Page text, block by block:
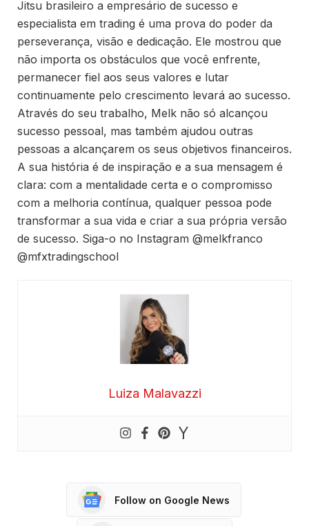
Jitsu brasileiro a empresário de sucesso e
especialista em trading é uma prova do poder da
perseverança, visão e dedicação. Ele mostrou que
não importa os obstáculos que você enfrente,
permanecer fiel aos seus valores e lutar
continuamente pelo crescimento levará ao sucesso.
Através do seu trabalho, Melk não só alcançou
sucesso pessoal, mas também ajudou outras
pessoas a alcançarem os seus objetivos financeiros.
A sua história é de inspiração e a sua mensagem é
clara: com a mentalidade certa e o compromisso
com a melhoria contínua, qualquer pessoa pode
transformar a sua vida e criar a sua própria versão
de sucesso. Siga-o no Instagram @melkfranco
@mfxtradingschool
Luiza Malavazzi
Follow on Google News